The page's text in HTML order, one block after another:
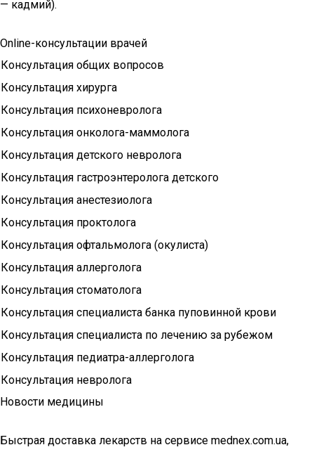
— кадмий).
Online-консультации врачей
Консультация общих вопросов
Консультация хирурга
Консультация психоневролога
Консультация онколога-маммолога
Консультация детского невролога
Консультация гастроэнтеролога детского
Консультация анестезиолога
Консультация проктолога
Консультация офтальмолога (окулиста)
Консультация аллерголога
Консультация стоматолога
Консультация специалиста банка пуповинной крови
Консультация специалиста по лечению за рубежом
Консультация педиатра-аллерголога
Консультация невролога
Новости медицины
Быстрая доставка лекарств на сервисе mednex.com.ua,